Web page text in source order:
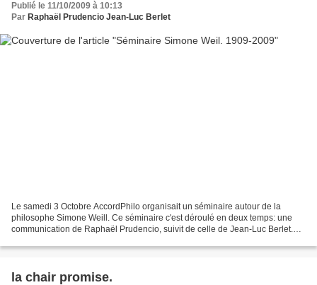
Publié le 11/10/2009 à 10:13
Par Raphaël Prudencio Jean-Luc Berlet
Le samedi 3 Octobre AccordPhilo organisait un séminaire autour de la
philosophe Simone Weill. Ce séminaire c'est déroulé en deux temps: une
communication de Raphaël Prudencio, suivit de celle de Jean-Luc Berlet.
la chair promise.